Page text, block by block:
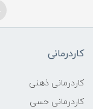
کاردرمانی
کاردرمانی ذهنی
کاردرمانی حسی